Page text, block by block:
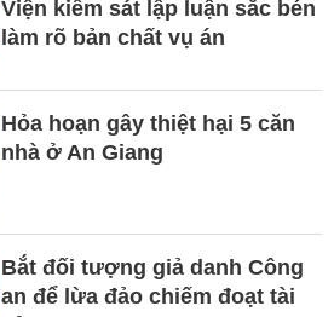
Viện kiểm sát lập luận sắc bén
làm rõ bản chất vụ án
Hỏa hoạn gây thiệt hại 5 căn
nhà ở An Giang
Bắt đối tượng giả danh Công
an để lừa đảo chiếm đoạt tài